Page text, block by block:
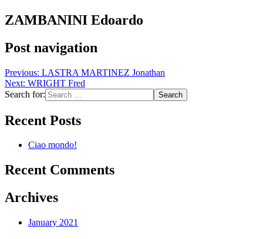
ZAMBANINI Edoardo
Post navigation
Previous: LASTRA MARTINEZ Jonathan
Next: WRIGHT Fred
Search for:
Recent Posts
Ciao mondo!
Recent Comments
Archives
January 2021